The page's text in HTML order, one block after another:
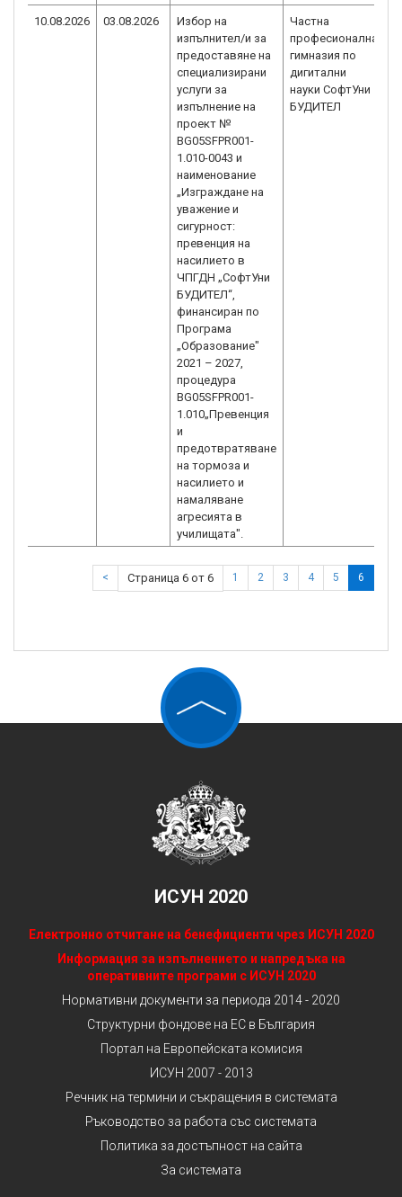
10.08.2026 03.08.2026
Избор на
изпълнител/и за
предоставяне на
специализирани
услуги за
изпълнение на
проект №
BG05SFPR001-
1.010-0043 и
наименование
„Изграждане на
уважение и
сигурност:
превенция на
насилието в
ЧПГДН „СофтУни
БУДИТЕЛ“,
финансиран по
Програма
„Образование"
2021 – 2027,
процедура
BG05SFPR001-
1.010„Превенция
и
предотвратяване
на тормоза и
насилието и
намаляване
агресията в
училищата".
Частна
професионална
гимназия по
дигитални
науки СофтУни
БУДИТЕЛ
< Страница 6 от 6 1 2 3 4 5 6
ИСУН 2020
Електронно отчитане на бенефициенти чрез ИСУН 2020
Информация за изпълнението и напредъка на
оперативните програми с ИСУН 2020
Нормативни документи за периода 2014 - 2020
Структурни фондове на ЕС в България
Портал на Европейската комисия
ИСУН 2007 - 2013
Речник на термини и съкращения в системата
Ръководство за работа със системата
Политика за достъпност на сайта
За системата